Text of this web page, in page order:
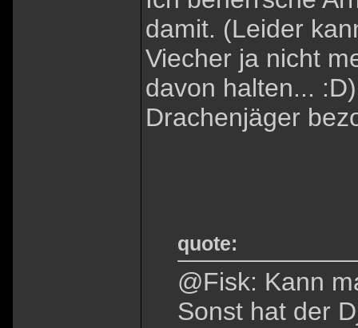
damit. (Leider
Viecher ja nicht
davon halten...
Drachenjäger
quote:
@Fisk: Kann
Sonst hat der